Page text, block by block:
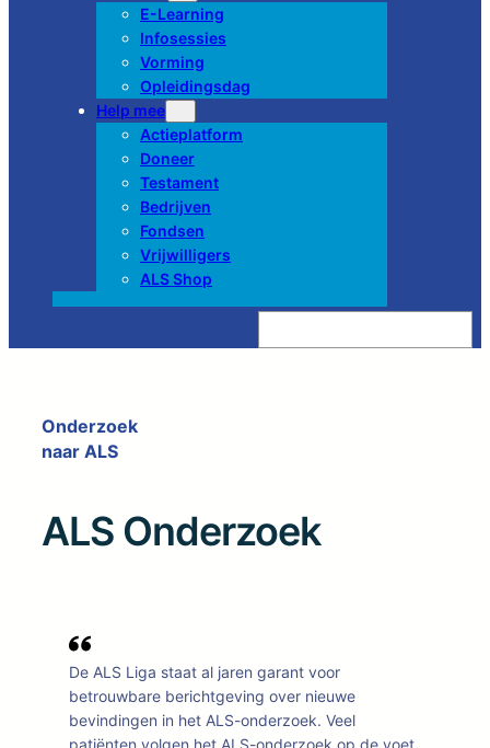
E-Learning
Infosessies
Vorming
Opleidingsdag
Help mee
Actieplatform
Doneer
Testament
Bedrijven
Fondsen
Vrijwilligers
ALS Shop
Z
e
Onderzoek
naar ALS
ALS Onderzoek
De ALS Liga staat al jaren garant voor
betrouwbare berichtgeving over nieuwe
bevindingen in het ALS-onderzoek. Veel
patiënten volgen het ALS-onderzoek op de voet,